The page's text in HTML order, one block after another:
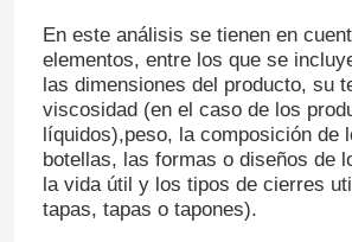
En este análisis se tienen en
elementos, entre los que se
las dimensiones del producto, su
viscosidad (en el caso de los
líquidos),peso, la composición de
botellas, las formas o diseños de
la vida útil y los tipos de cierres
tapas, tapas o tapones).